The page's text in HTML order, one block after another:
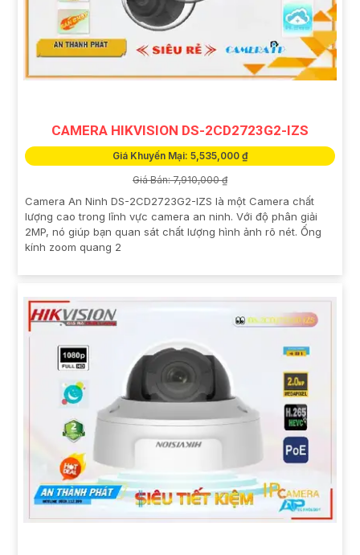
CAMERA HIKVISION DS-2CD2723G2-IZS
Giá Khuyến Mại: 5,535,000 ₫
Giá Bán: 7,910,000 ₫
Camera An Ninh DS-2CD2723G2-IZS là một Camera chất
lượng cao trong lĩnh vực camera an ninh. Với độ phân giải
2MP, nó giúp bạn quan sát chất lượng hình ảnh rõ nét. Ống
kính zoom quang 2